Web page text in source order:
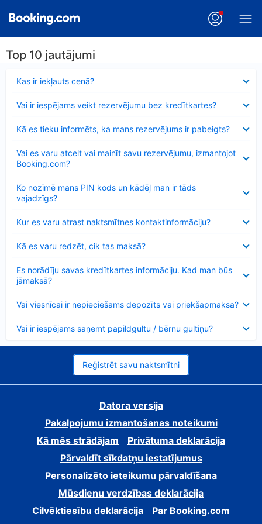
Top 10 jautājumi
Kas ir iekļauts cenā?
Vai ir iespējams veikt rezervējumu bez kredītkartes?
Kā es tieku informēts, ka mans rezervējums ir pabeigts?
Vai es varu atcelt vai mainīt savu rezervējumu, izmantojot
Booking.com?
Ko nozīmē mans PIN kods un kādēļ man ir tāds
vajadzīgs?
Kur es varu atrast naktsmītnes kontaktinformāciju?
Kā es varu redzēt, cik tas maksā?
Es norādīju savas kredītkartes informāciju. Kad man būs
jāmaksā?
Vai viesnīcai ir nepieciešams depozīts vai priekšapmaksa?
Vai ir iespējams saņemt papildgultu / bērnu gultiņu?
Reģistrēt savu naktsmītni
Datora versija
Pakalpojumu izmantošanas noteikumi
Kā mēs strādājam
Privātuma deklarācija
Pārvaldīt sīkdatņu iestatījumus
Personalizēto ieteikumu pārvaldīšana
Mūsdienu verdzības deklarācija
Cilvēktiesību deklarācija
Par Booking.com